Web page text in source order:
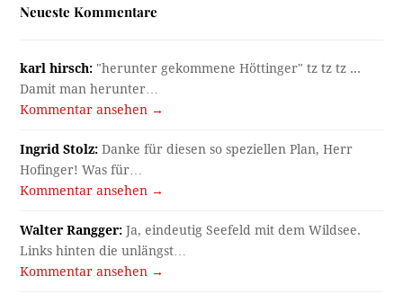
Neueste Kommentare
karl hirsch: "herunter gekommene Höttinger" tz tz tz ...
Damit man herunter…
Kommentar ansehen →
Ingrid Stolz: Danke für diesen so speziellen Plan, Herr
Hofinger! Was für…
Kommentar ansehen →
Walter Rangger: Ja, eindeutig Seefeld mit dem Wildsee.
Links hinten die unlängst…
Kommentar ansehen →